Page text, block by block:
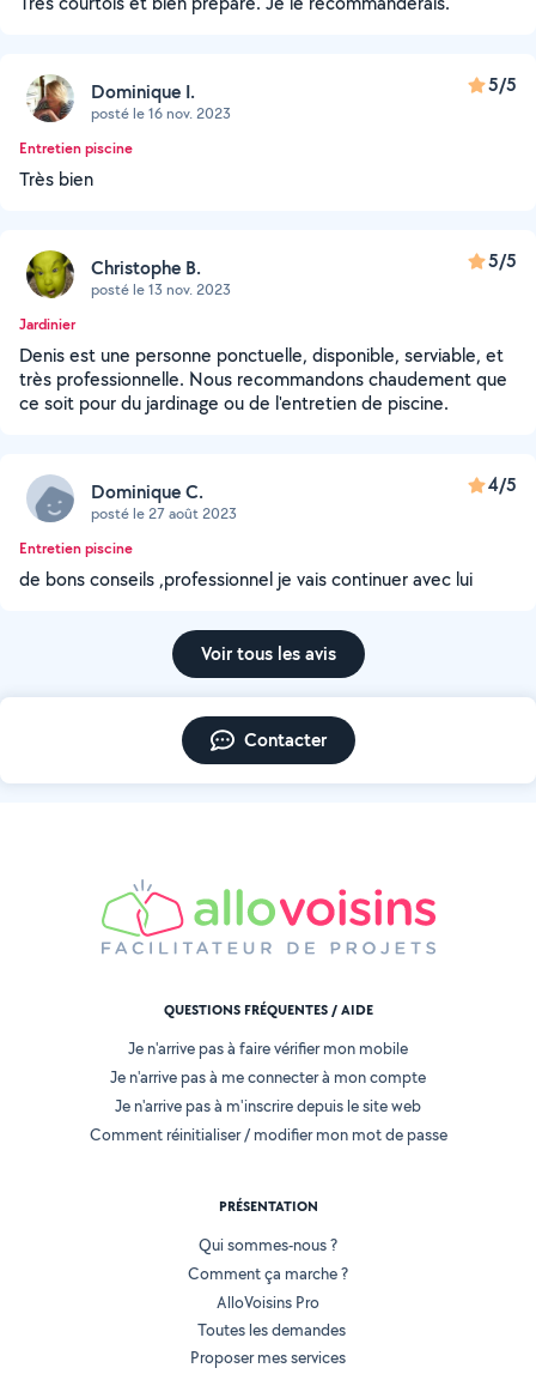
Dominique I.
posté le 16 nov. 2023
5/5
Entretien piscine
Très bien
Christophe B.
posté le 13 nov. 2023
5/5
Jardinier
Denis est une personne ponctuelle, disponible, serviable, et
très professionnelle. Nous recommandons chaudement que
ce soit pour du jardinage ou de l'entretien de piscine.
Dominique C.
posté le 27 août 2023
4/5
Entretien piscine
de bons conseils ,professionnel je vais continuer avec lui
Voir tous les avis
Contacter
QUESTIONS FRÉQUENTES / AIDE
Je n'arrive pas à faire vérifier mon mobile
Je n'arrive pas à me connecter à mon compte
Je n'arrive pas à m'inscrire depuis le site web
Comment réinitialiser / modifier mon mot de passe
PRÉSENTATION
Qui sommes-nous ?
Comment ça marche ?
AlloVoisins Pro
Toutes les demandes
Proposer mes services